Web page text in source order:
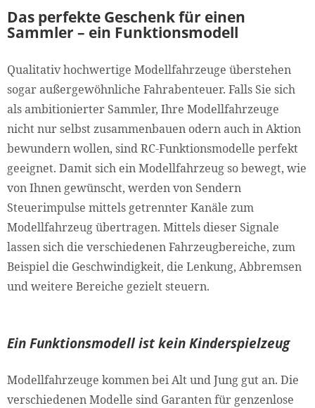
Das perfekte Geschenk für einen
Sammler – ein Funktionsmodell
Qualitativ hochwertige Modellfahrzeuge überstehen
sogar außergewöhnliche Fahrabenteuer. Falls Sie sich
als ambitionierter Sammler, Ihre Modellfahrzeuge
nicht nur selbst zusammenbauen odern auch in Aktion
bewundern wollen, sind RC-Funktionsmodelle perfekt
geeignet. Damit sich ein Modellfahrzeug so bewegt, wie
von Ihnen gewünscht, werden von Sendern
Steuerimpulse mittels getrennter Kanäle zum
Modellfahrzeug übertragen. Mittels dieser Signale
lassen sich die verschiedenen Fahrzeugbereiche, zum
Beispiel die Geschwindigkeit, die Lenkung, Abbremsen
und weitere Bereiche gezielt steuern.
Ein Funktionsmodell ist kein Kinderspielzeug
Modellfahrzeuge kommen bei Alt und Jung gut an. Die
verschiedenen Modelle sind Garanten für genzenlose